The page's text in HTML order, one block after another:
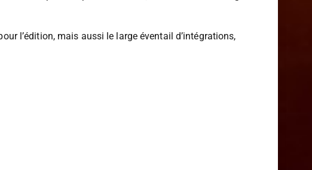
parfaite pour tout éditer, des emails aux Google
l’édition, mais aussi le large éventail d’intégrations,